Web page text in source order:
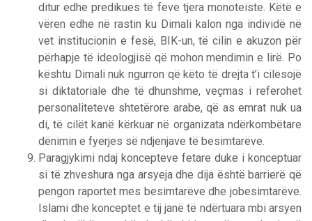
ditur edhe predikues të feve tjera monoteiste. Këtë e
vëren edhe në rastin ku Dimali kalon nga individë në
vet institucionin e fesë, BIK-un, të cilin e akuzon për
përhapje të ideologjisë që mohon mendimin e lirë. Po
kështu Dimali nuk ngurron që këto të drejta t’i cilësojë
si diktatoriale dhe të dhunshme, veçmas i referohet
personaliteteve shtetërore arabe, që as emrat nuk ua
di, të cilët kanë kërkuar në organizata ndërkombëtare
dënimin e fyerjes së ndjenjave të besimtarëve.
Paragjykimi ndaj koncepteve fetare duke i konceptuar
si të zhveshura nga arsyeja dhe dija është barrierë që
pengon raportet mes besimtarëve dhe jobesimtarëve.
Islami dhe konceptet e tij janë të ndërtuara mbi arsyen